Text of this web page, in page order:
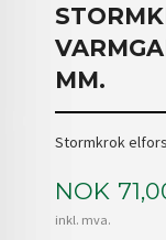
MM.
Stormkrok
Pris
NOK
inkl. mva.